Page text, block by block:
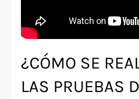
¿CÓMO SE
LAS PRUEBAS